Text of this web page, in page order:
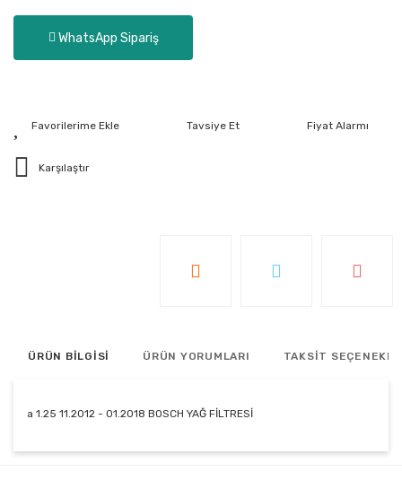
WhatsApp Sipariş
Tavsiye Et Fiyat Alarmı
Karşılaştır
ÜRÜN BİLGİSİ ÜRÜN YORUMLARI TAKSİT
a 1.25 11.2012 - 01.2018 BOSCH YAĞ FİLTRESİ